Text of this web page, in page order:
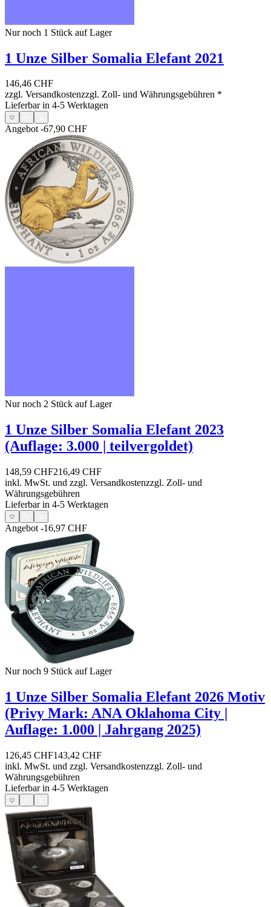
Nur noch 1 Stück auf Lager
1 Unze Silber Somalia Elefant 2021
146,46 CHF
zzgl. Versandkostenzzgl. Zoll- und Währungsgebühren *
Lieferbar in 4-5 Werktagen
Angebot-67,90 CHF
Nur noch 2 Stück auf Lager
1 Unze Silber Somalia Elefant 2023
(Auflage: 3.000 | teilvergoldet)
148,59 CHF216,49 CHF
inkl. MwSt. und zzgl. Versandkostenzzgl. Zoll- und
Währungsgebühren
Lieferbar in 4-5 Werktagen
Angebot -16,97 CHF
Nur noch 9 Stück auf Lager
1 Unze Silber Somalia Elefant 2026 Motiv
(Privy Mark: ANA Oklahoma City |
Auflage: 1.000 | Jahrgang 2025)
126,45 CHF143,42 CHF
inkl. MwSt. und zzgl. Versandkostenzzgl. Zoll- und
Währungsgebühren
Lieferbar in 4-5 Werktagen